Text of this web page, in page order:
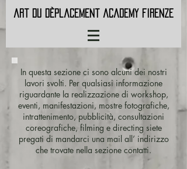
art du dèplacement academy firenze
In questa sezione ci sono alcuni dei nostri
lavori svolti. Per qualsiasi informazione
riguardante la realizzazione di workshop,
eventi, manifestazioni, mostre fotografiche,
intrattenimento, pubblicità, consultazioni
coreografiche, filming e directing siete
pregati di mandarci una mail all’ indirizzo
che trovate nella sezione contatti.